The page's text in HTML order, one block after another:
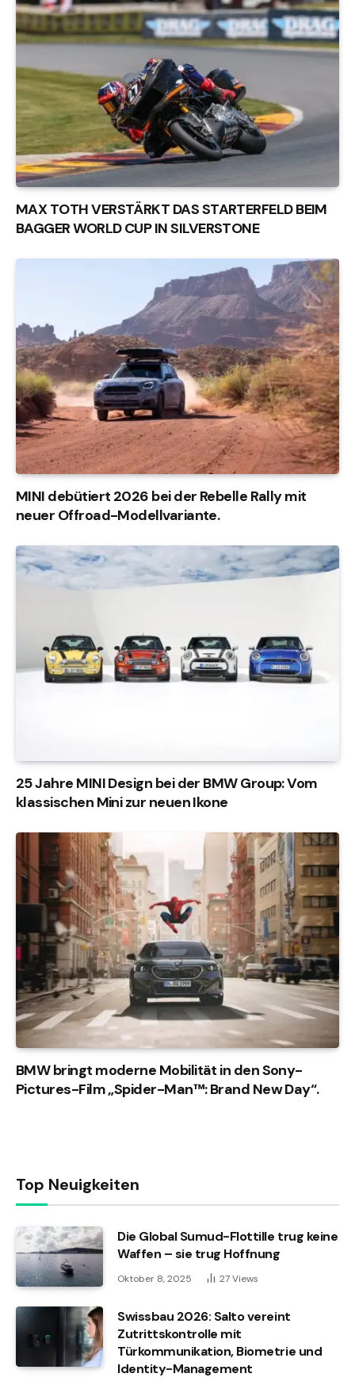
MAX TOTH VERSTÄRKT DAS STARTERFELD BEIM
BAGGER WORLD CUP IN SILVERSTONE
MINI debütiert 2026 bei der Rebelle Rally mit
neuer Offroad-Modellvariante.
25 Jahre MINI Design bei der BMW Group: Vom
klassischen Mini zur neuen Ikone
BMW bringt moderne Mobilität in den Sony-
Pictures-Film „Spider-Man™: Brand New Day“.
Top Neuigkeiten
Die Global Sumud-Flottille trug keine
Waffen – sie trug Hoffnung
Oktober 8, 2025 27Views
Swissbau 2026: Salto vereint
Zutrittskontrolle mit
Türkommunikation, Biometrie und
Identity-Management